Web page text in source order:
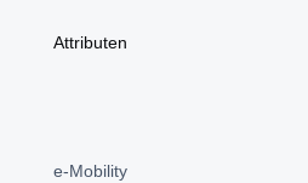
Attributen
e-Mobility